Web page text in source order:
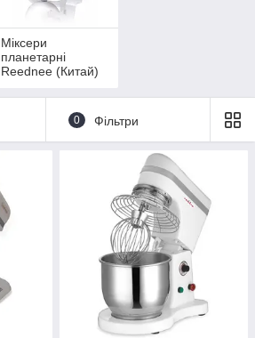
Міксери
планетарні
Reednee (Китай)
0 Фільтри